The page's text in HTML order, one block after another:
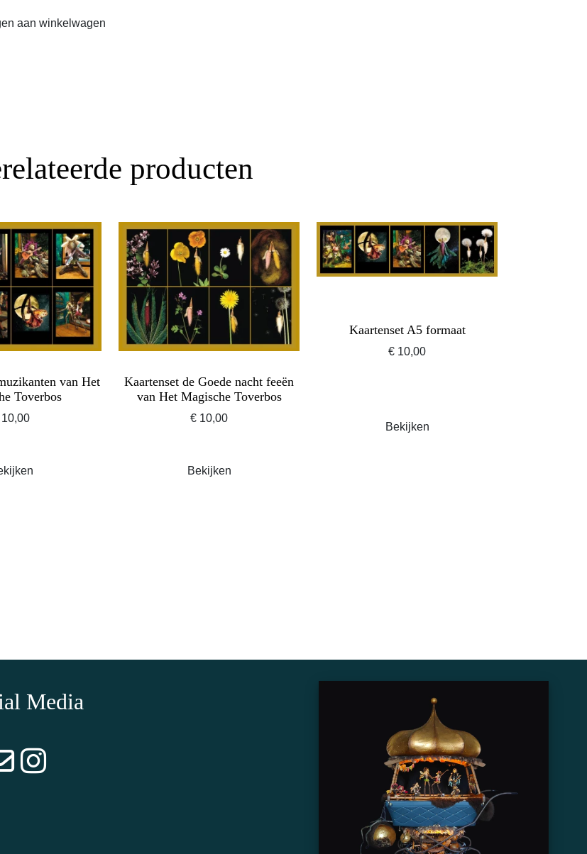
aan winkelwagen
producten
van Het
Toverbos
Kaartenset de Goede nacht feeën
van Het Magische Toverbos
€ 10,00
Bekijken
Kaartenset A5 formaat
€ 10,00
Bekijken
Media